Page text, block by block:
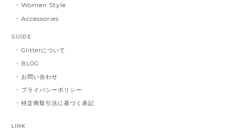
Women Style
Accessories
GUIDE
Glitterについて
BLOG
お問い合わせ
プライバシーポリシー
特定商取引法に基づく表記
LINK